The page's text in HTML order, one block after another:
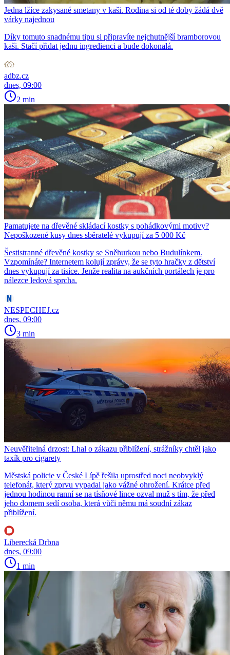
Jedna lžíce zakysané smetany v kaši. Rodina si od té doby žádá dvě
várky najednou
Díky tomuto snadnému tipu si připravíte nejchutnější bramborovou
kaši. Stačí přidat jednu ingredienci a bude dokonalá.
adbz.cz
dnes, 09:00
2 min
Pamatujete na dřevěné skládací kostky s pohádkovými motivy?
Nepoškozené kusy dnes sběratelé vykupují za 5 000 Kč
Šestistranné dřevěné kostky se Sněhurkou nebo Budulínkem.
Vzpomínáte? Internetem kolují zprávy, že se tyto hračky z dětství
dnes vykupují za tisíce. Jenže realita na aukčních portálech je pro
nálezce ledová sprcha.
NESPECHEJ.cz
dnes, 09:00
3 min
Neuvěřitelná drzost: Lhal o zákazu přiblížení, strážníky chtěl jako
taxík pro cigarety
Městská policie v České Lípě řešila uprostřed noci neobvyklý
telefonát, který zprvu vypadal jako vážné ohrožení. Krátce před
jednou hodinou ranní se na tísňové lince ozval muž s tím, že před
jeho domem sedí osoba, která vůči němu má soudní zákaz
přiblížení.
Liberecká Drbna
dnes, 09:00
1 min